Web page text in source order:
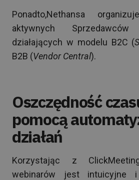
Ponadto,Nethansa
aktywnych
działających w modelu B2C (
B2B (Vendor Central).
Oszczędność
pomocą
działań
Korzystając z
webinarów jest intuicyjne i